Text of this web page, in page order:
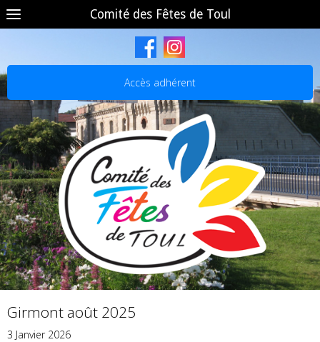
Comité des Fêtes de Toul
Accès adhérent
Girmont août 2025
3 Janvier 2026